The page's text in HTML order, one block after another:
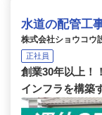
水道の配管工
株式会社ショウコウ
正社員
創業30年以上！
インフラを構築